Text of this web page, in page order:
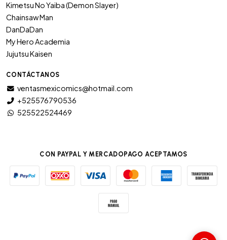
Kimetsu No Yaiba (Demon Slayer)
Chainsaw Man
DanDaDan
My Hero Academia
Jujutsu Kaisen
CONTÁCTANOS
ventasmexicomics@hotmail.com
+525576790536
525522524469
CON PAYPAL Y MERCADOPAGO ACEPTAMOS